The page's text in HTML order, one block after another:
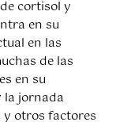
cortisol y
en su
en las
de las
en su
la jornada
otros factores